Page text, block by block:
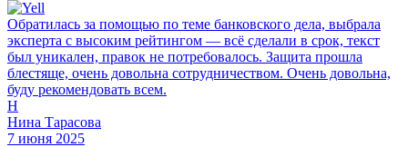
Обратилась за помощью по теме банковского дела, выбрала
эксперта с высоким рейтингом — всё сделали в срок, текст
был уникален, правок не потребовалось. Защита прошла
блестяще, очень довольна сотрудничеством. Очень довольна,
буду рекомендовать всем.
Н
Нина Тарасова
7 июня 2025